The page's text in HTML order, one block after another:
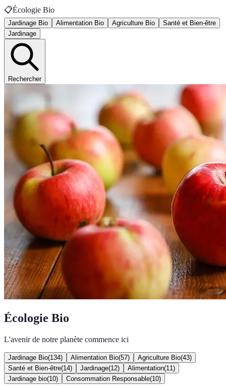
📋Écologie Bio
Jardinage Bio Alimentation Bio Agriculture Bio
Santé et Bien-être
Jardinage
Rechercher
Écologie Bio
L'avenir de notre planète commence ici
Jardinage Bio(134) Alimentation Bio(57) Agriculture Bio(43)
Santé et Bien-être(14) Jardinage(12) Alimentation(11 )
Jardinage bio(10) Consommation Responsable(10)